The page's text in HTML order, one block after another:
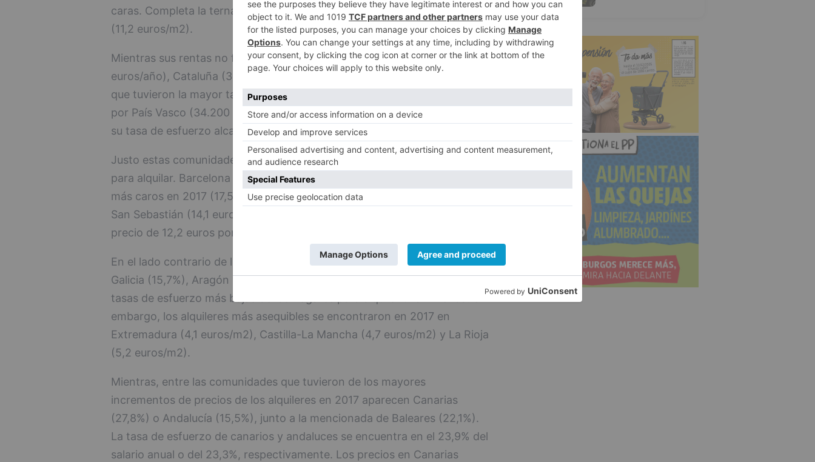
caras. Completa la terna Baleares (12,5 euros/m2) y, por debajo, Euskadi
(11,2 euros/m2).
Mientras sus rentas no fueron las más altas del país, Baleares (32.160
euros/año), Cataluña (31.410 euros/año) y Madrid (32.450 euros/año) si
que tuvieron la mayor tasa de esfuerzo. Estas regiones fueron superadas
por País Vasco (34.200 euros/año) y Navarra (33.430 euros/año), donde
su tasa de esfuerzo alcanzó el 21,5% y el 18,6%, respectivamente.
Justo estas comunidades coinciden donde están las ciudades más caras
para alquilar. Barcelona repitió como la capital española con los alquileres
más caros en 2017 (17,5 euros/m2), seguida de Madrid (15,5 euros/m2) y
San Sebastián (14,1 euros/m2). En cuarto lugar, se situó Palma, con un
precio de 12,2 euros por cada metro cuadrado.
En el lado contrario de la tabla de regiones autonómicas, La Rioja (15,3%),
Galicia (15,7%), Aragón y Asturias (ambas con el 16%) presentaron las
tasas de esfuerzo más bajas de los hogares para alquiler una vivienda. Sin
embargo, los alquileres más asequibles se encontraron en 2017 en
Extremadura (4,1 euros/m2), Castilla-La Mancha (4,7 euros/m2) y La Rioja
(5,2 euros/m2).
Mientras, entre las comunidades que tuvieron de los mayores
incrementos de precios de los alquileres en 2017 aparecen Canarias
(27,8%) o Andalucía (15,5%), junto a la mencionada de Baleares (22,1%).
La tasa de esfuerzo de canarios y andaluces se encuentra en el 23,9% del
salario anual o del 23,3%, respectivamente. Los precios en Canarias